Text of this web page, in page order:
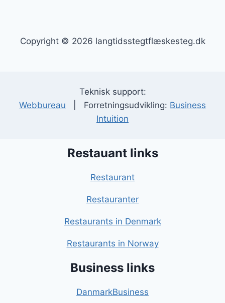
Copyright © 2026 langtidsstegtflæskesteg.dk
Teknisk support:
Webbureau | Forretningsudvikling: Business
Intuition
Restauant links
Restaurant
Restauranter
Restaurants in Denmark
Restaurants in Norway
Business links
DanmarkBusiness